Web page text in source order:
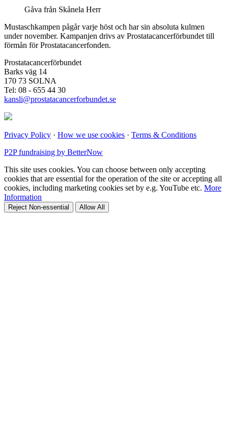
Gåva från Skånela Herr
Mustaschkampen pågår varje höst och har sin absoluta kulmen
under november. Kampanjen drivs av Prostata­cancerförbundet till
förmån för Prostata­cancerfonden.
Prostatacancerförbundet
Barks väg 14
170 73 SOLNA
Tel: 08 - 655 44 30
kansli@prostatacancerforbundet.se
Privacy Policy · How we use cookies · Terms & Conditions
P2P fundraising by BetterNow
This site uses cookies. You can choose between only accepting
cookies that are essential for the operation of the site or accepting all
cookies, including marketing cookies set by e.g. YouTube etc. More
Information
Reject Non-essential Allow All